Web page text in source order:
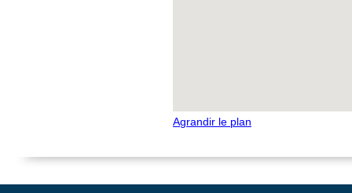
Agrandir le plan